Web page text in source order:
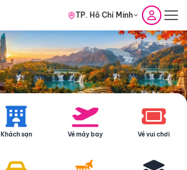
TP. Hồ Chí Minh
Khách sạn Vé máy bay Vé vui chơi